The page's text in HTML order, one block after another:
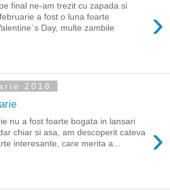
›
final ne-am trezit cu zapada si
a fost o luna foarte
Day, multe zambile
2018
›
nu a fost foarte bogata in lansari
chiar si asa, am descoperit cateva
interesante, care merita a...